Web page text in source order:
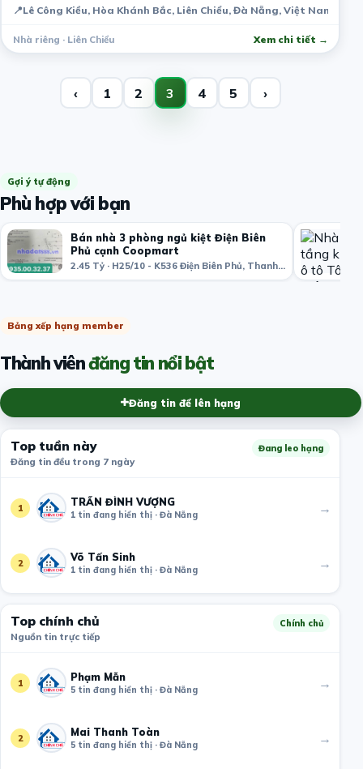
📍Lê Công Kiều, Hòa Khánh Bắc, Liên Chiểu, Đà Nẵng, Việt Nam
Nhà riêng · Liên Chiểu Xem chi tiết →
‹ 1 2 3 4 5 ›
Gợi ý tự động
Phù hợp với bạn
Bán nhà 3 phòng ngủ kiệt Điện Biên
Phủ cạnh Coopmart
2.45 Tỷ · H25/10 - K536 Điện Biên Phủ, Thanh Khê Đông, Thanh Khê, Đà Nẵng, Việt Nam
Bảng xếp hạng member
Thành viênđăng tin nổi bật
Đăng tin để lên hạng
Top tuần này
Đăng tin đều trong 7 ngày
Đang leo hạng
1 TRẦN ĐÌNH VƯỢNG
1 tin đang hiển thị · Đà Nẵng →
2 Võ Tấn Sinh
1 tin đang hiển thị · Đà Nẵng →
Top chính chủ
Nguồn tin trực tiếp
Chính chủ
1 Phạm Mẫn
5 tin đang hiển thị · Đà Nẵng →
2 Mai Thanh Toàn
5 tin đang hiển thị · Đà Nẵng →